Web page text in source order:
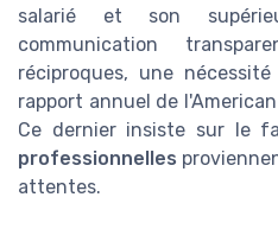
salarié et son
communication
réciproques, une
rapport annuel de
Ce dernier insiste sur le
professionnelles
attentes.